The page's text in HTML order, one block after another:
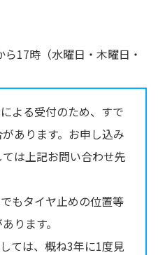
17時（水曜日・木曜日・
よる受付のため、すで
あります。お申し込み
は上記お問い合わせ先
もタイヤ止めの位置等
ります。
ては、概ね3年に1度見